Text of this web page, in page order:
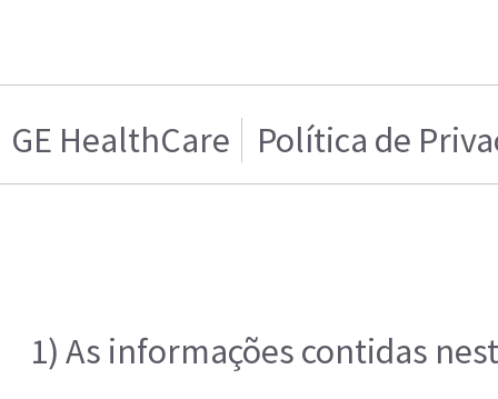
GE HealthCare Política de
1) As informações contidas